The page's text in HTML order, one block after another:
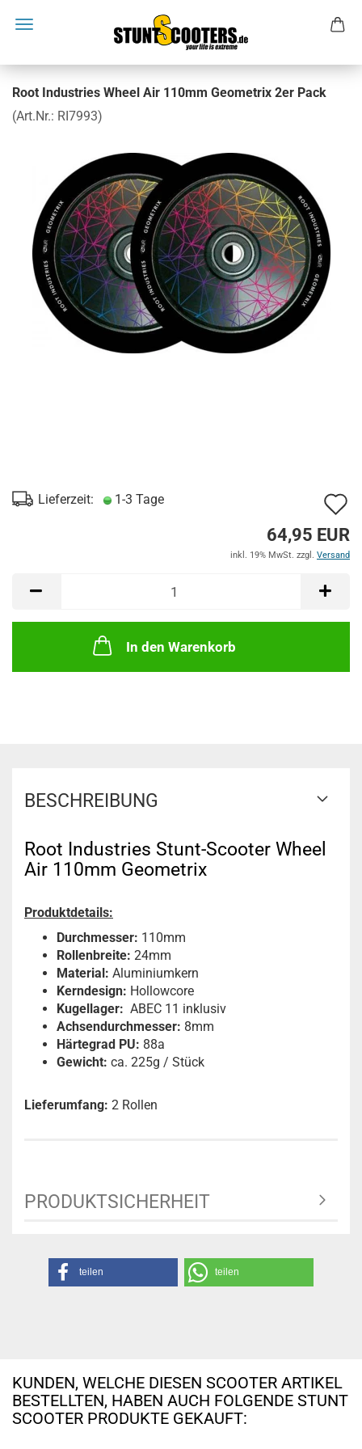
Root Industries Wheel Air 110mm Geometrix 2er Pack
(Art.Nr.: RI7993)
Lieferzeit: 1-3 Tage
64,95 EUR
inkl. 19% MwSt. zzgl. Versand
In den Warenkorb
BESCHREIBUNG
Root Industries Stunt-Scooter Wheel
Air 110mm Geometrix
Produktdetails:
Durchmesser: 110mm
Rollenbreite: 24mm
Material: Aluminiumkern
Kerndesign: Hollowcore
Kugellager: ABEC 11 inklusiv
Achsendurchmesser: 8mm
Härtegrad PU: 88a
Gewicht: ca. 225g / Stück
Lieferumfang: 2 Rollen
PRODUKTSICHERHEIT
teilen teilen
KUNDEN, WELCHE DIESEN SCOOTER ARTIKEL
BESTELLTEN, HABEN AUCH FOLGENDE STUNT
SCOOTER PRODUKTE GEKAUFT: